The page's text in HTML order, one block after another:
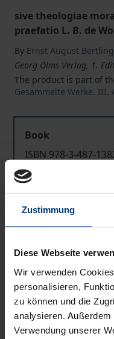
Zustimmung
Diese Webseite
Wir verwenden
personalisieren,
zu können und die
analysieren.
Verwendung unserer
sive theologiae
praefatio L. B. de
By Ernst August Bertling
Georg Olms Verlag, 1.
The product is part of
Gesammelte Werke.
Book
ISBN 978-3-487-
Available
Prices include VAT.
may vary at checkout.
Add to Wish List
Delivery cost notice